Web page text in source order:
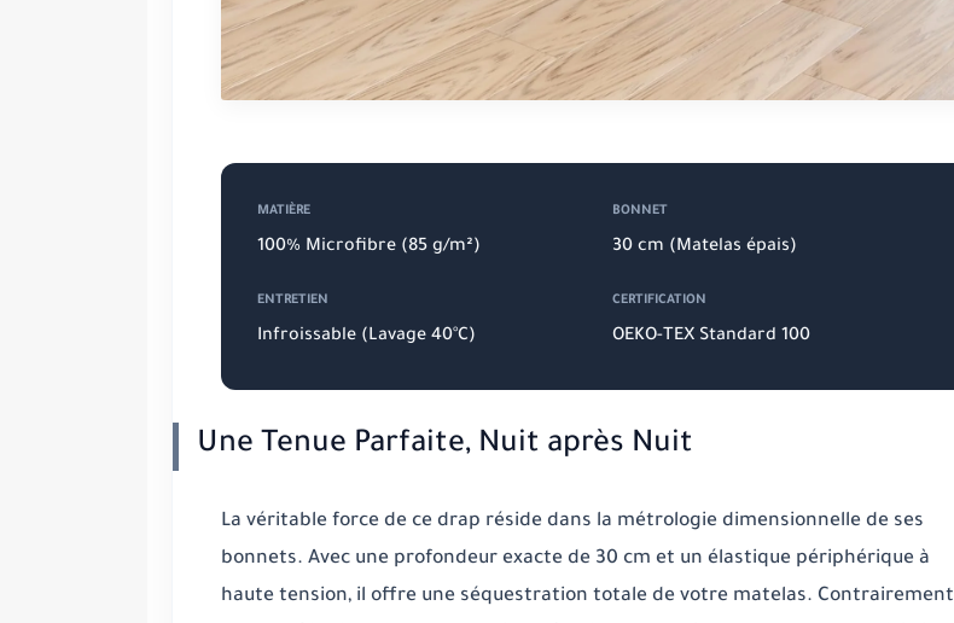
MATIÈRE
100% Microfibre (85 g/m²)
BONNET
30 cm (Matelas épais)
ENTRETIEN
Infroissable (Lavage 40°C)
CERTIFICATION
OEKO-TEX Standard 100
Une Tenue Parfaite, Nuit après Nuit
La véritable force de ce drap réside dans la métrologie dimensionnelle de ses
bonnets. Avec une profondeur exacte de 30 cm et un élastique périphérique à
haute tension, il offre une séquestration totale de votre matelas. Contrairement